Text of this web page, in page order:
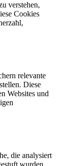
verstehen,
Cookies
relevante
Diese
Websites und
die analysiert